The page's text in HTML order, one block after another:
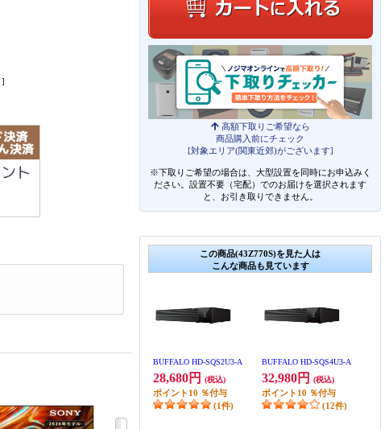
高額下取りご希望なら
商品購入前にチェック
[対象エリア(関東近郊)がございます]
※下取りご希望の場合は、大型設置を同時にお申込みく
ださい。設置不要（宅配）でのお届けを選択されます
と、お引き取りできません。
この商品(43Z770S)を見た人は
こんな商品も見ています
BUFFALO HD-SQS2U3-A
28,680円 (税込)
ポイント 10 ％付与
(1件)
BUFFALO HD-SQS4U3-A
32,980円 (税込)
ポイント 10 ％付与
(12件)
]